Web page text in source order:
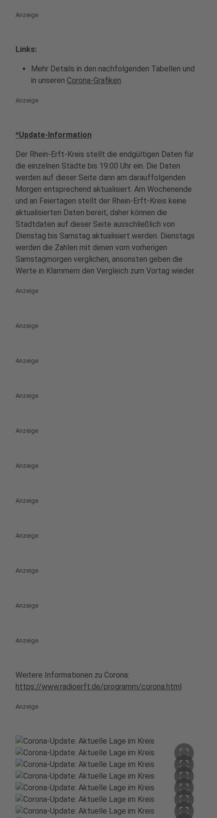
Anzeige
Links:
Mehr Details in den nachfolgenden Tabellen und
in unseren Corona-Grafiken
Anzeige
*Update-Information
Der Rhein-Erft-Kreis stellt die endgültigen Daten für
die einzelnen Städte bis 19:00 Uhr ein. Die Daten
werden auf dieser Seite dann am darauffolgenden
Morgen entsprechend aktualisiert. Am Wochenende
und an Feiertagen stellt der Rhein-Erft-Kreis keine
aktualisierten Daten bereit, daher können die
Stadtdaten auf dieser Seite ausschließlich von
Dienstag bis Samstag aktualisiert werden. Dienstags
werden die Zahlen mit denen vom vorherigen
Samstagmorgen verglichen, ansonsten geben die
Werte in Klammern den Vergleich zum Vortag wieder.
Anzeige
Anzeige
Anzeige
Anzeige
Anzeige
Anzeige
Anzeige
Anzeige
Anzeige
Anzeige
Anzeige
Weitere Informationen zu Corona:
https://www.radioerft.de/programm/corona.html
Anzeige
crop_free
crop_free
crop_free
crop_free
crop_free
crop_free